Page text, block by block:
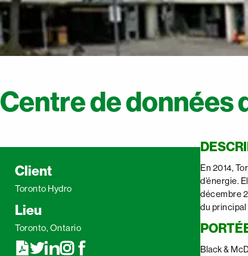
Centre de données
Client
Toronto Hydro
Lieu
Toronto, Ontario
En 2014,
d’énergie.
décembre
du principal
Black &